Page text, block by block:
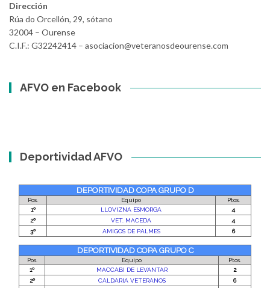
Dirección
Rúa do Orcellón, 29, sótano
32004 – Ourense
C.I.F.: G32242414 – asociacion@veteranosdeourense.com
AFVO en Facebook
Deportividad AFVO